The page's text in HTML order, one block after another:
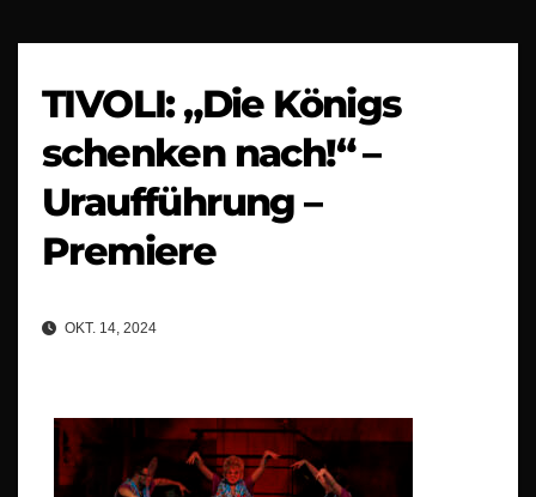
TIVOLI: „Die Königs
schenken nach!“ –
Uraufführung –
Premiere
OKT. 14, 2024